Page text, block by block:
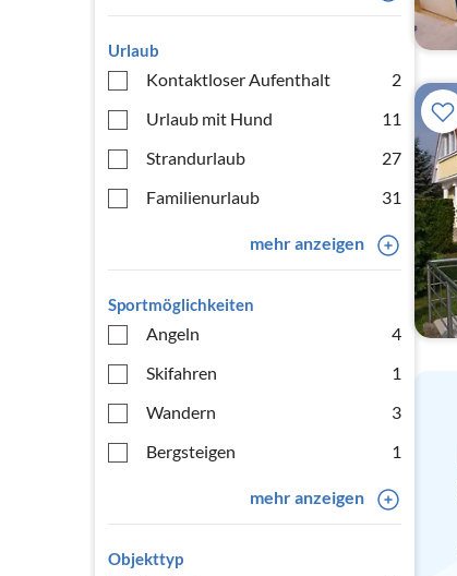
Urlaub
Kontaktloser Aufenthalt
2
Urlaub mit Hund
11
Strandurlaub
27
Familienurlaub
31
mehr anzeigen
Sportmöglichkeiten
Angeln
4
Skifahren
1
Wandern
3
Bergsteigen
1
mehr anzeigen
Objekttyp